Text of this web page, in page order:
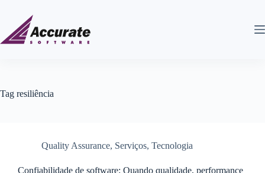
Tag resiliência
Quality Assurance, Serviços, Tecnologia
Confiabilidade de software: Quando qualidade, performance